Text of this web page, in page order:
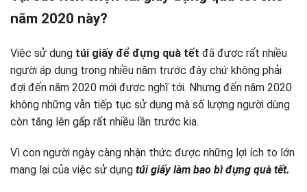
năm 2020 này?
Việc sử dụng túi giấy để đựng quà tết đã được rất nhiều
người áp dụng trong nhiều năm trước đây chứ không phải
đợi đến năm 2020 mới được nghĩ tới. Nhưng đến năm 2020
không những vẫn tiếp tục sử dụng mà số lượng người dùng
còn tăng lên gấp rất nhiều lần trước kia.
Vì con người ngày càng nhận thức được những lợi ích to lớn
mang lại của việc sử dụng túi giấy làm bao bì đựng quà tết.